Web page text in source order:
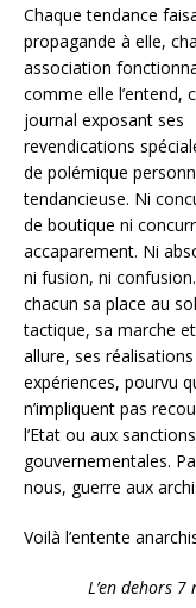
Chaque tendance
propagande à elle,
association
comme elle l’entend,
journal exposant ses
revendications
de polémique
tendancieuse. Ni
de boutique ni
accaparement. Ni
ni fusion, ni
chacun sa place au
tactique, sa marche
allure, ses
expériences, pourvu
n’impliquent pas
l’Etat ou aux sanctions
gouvernementales.
nous, guerre aux
Voilà l’entente
L’en dehors